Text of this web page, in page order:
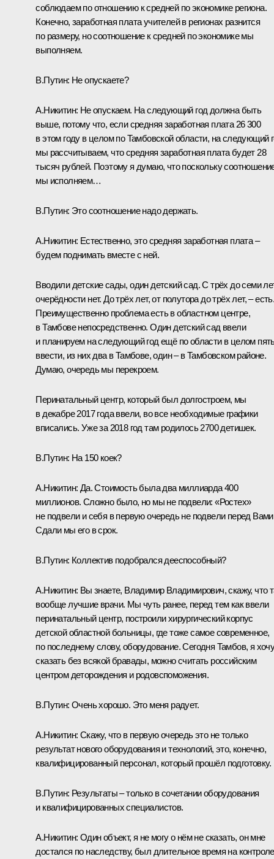
соблюдаем по отношению к средней по экономике региона.
Конечно, заработная плата учителей в регионах разнится
по размеру, но соотношение к средней по экономике мы
выполняем.
В.Путин: Не опускаете?
А.Никитин: Не опускаем. На следующий год должна быть
выше, потому что, если средняя заработная плата 26 300
в этом году в целом по Тамбовской области, на следующий
мы рассчитываем, что средняя заработная плата будет 28
тысяч рублей. Поэтому я думаю, что поскольку
мы исполняем…
В.Путин: Это соотношение надо держать.
А.Никитин: Естественно, это средняя заработная плата –
будем поднимать вместе с ней.
Вводили детские сады, один детский сад. С трёх до семи
очерёдности нет. До трёх лет, от полутора до трёх лет, –
Преимущественно проблема есть в областном центре,
в Тамбове непосредственно. Один детский сад ввели
и планируем на следующий год ещё по области в целом
ввести, из них два в Тамбове, один – в Тамбовском районе.
Думаю, очередь мы перекроем.
Перинатальный центр, который был долгостроем, мы
в декабре 2017 года ввели, во все необходимые графики
вписались. Уже за 2018 год там родилось 2700 детишек.
В.Путин: На 150 коек?
А.Никитин: Да. Стоимость была два миллиарда 400
миллионов. Сложно было, но мы не подвели: «Ростех»
не подвели и себя в первую очередь не подвели перед
Сдали мы его в срок.
В.Путин: Коллектив подобрался дееспособный?
А.Никитин: Вы знаете, Владимир Владимирович, скажу, что
вообще лучшие врачи. Мы чуть ранее, перед тем как ввели
перинатальный центр, построили хирургический корпус
детской областной больницы, где тоже самое современное,
по последнему слову, оборудование. Сегодня Тамбов, я
сказать без всякой бравады, можно считать российским
центром деторождения и родовспоможения.
В.Путин: Очень хорошо. Это меня радует.
А.Никитин: Скажу, что в первую очередь это не только
результат нового оборудования и технологий, это, конечно,
квалифицированный персонал, который прошёл подготовку.
В.Путин: Результаты – только в сочетании оборудования
и квалифицированных специалистов.
А.Никитин: Один объект, я не могу о нём не сказать, он мне
достался по наследству, был длительное время на контроле